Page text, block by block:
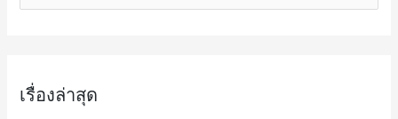
e
เรื่องล่าสุด